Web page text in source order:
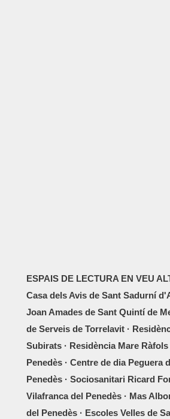
ESPAIS DE LECTURA EN VEU
Casa dels Avis de Sant Sadurní
Joan Amades de Sant Quintí de
de Serveis de Torrelavit ·
Subirats · Residència Mare
Penedès · Centre de dia Peguera
Penedès · Sociosanitari Ricard
Vilafranca del Penedès · Mas
del Penedès · Escoles Velles de